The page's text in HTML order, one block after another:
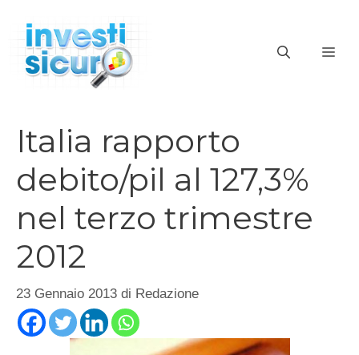
contenuto
Italia rapporto
debito/pil al 127,3%
nel terzo trimestre
2012
23 Gennaio 2013 di Redazione